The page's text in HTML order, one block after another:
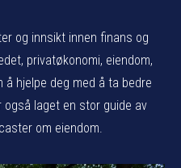
og innsikt innen finans og
privatøkonomi, eiendom,
å hjelpe deg med å ta bedre
også laget en stor guide av
om eiendom.